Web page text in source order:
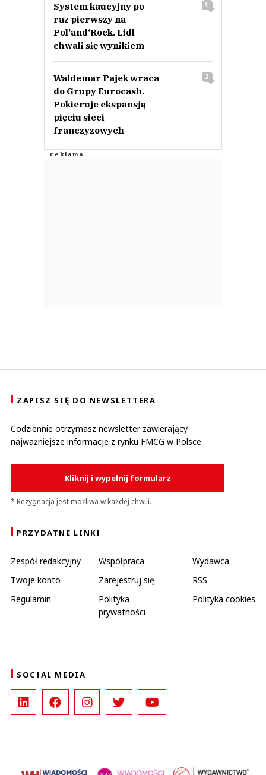
System kaucyjny po
raz pierwszy na
Pol‘and‘Rock. Lidl
chwali się wynikiem
3
Waldemar Pajek wraca
do Grupy Eurocash.
Pokieruje ekspansją
pięciu sieci
franczyzowych
2
ZAPISZ SIĘ DO NEWSLETTERA
Codziennie otrzymasz newsletter zawierający
najważniejsze informacje z rynku FMCG w Polsce.
Kliknij i wypełnij formularz
* Rezygnacja jest możliwa w każdej chwili.
PRZYDATNE LINKI
Zespół redakcyjny Współpraca
Wydawca
Twoje konto
Zarejestruj się
RSS
Regulamin
Polityka
prywatności
Polityka cookies
SOCIAL MEDIA